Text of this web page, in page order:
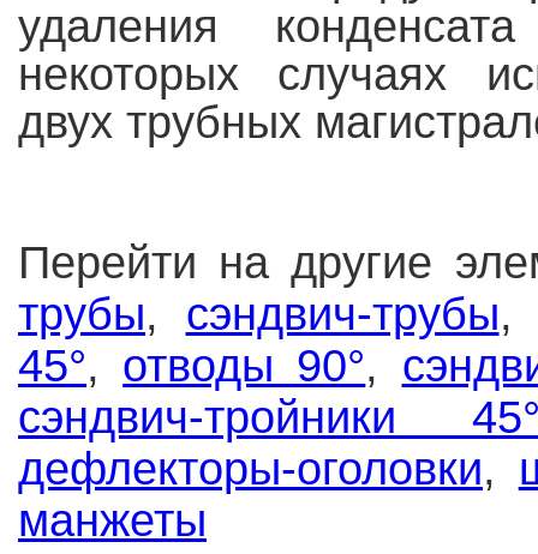
удаления
некоторых случаях
двух трубных
Перейти на другие
трубы, сэндвич-трубы,
45°, отводы 90°,
сэндвич-тройники
дефлекторы-оголовки,
манжеты